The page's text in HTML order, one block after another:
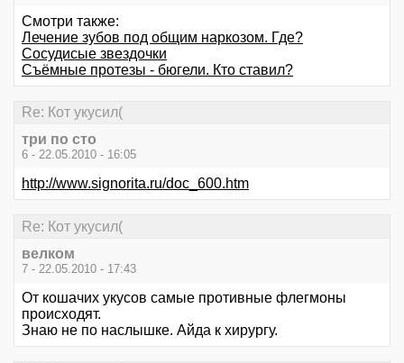
Смотри также:
Лечение зубов под общим наркозом. Где?
Сосудисые звездочки
Съёмные протезы - бюгели. Кто ставил?
Re: Кот укусил(
три по сто
6 - 22.05.2010 - 16:05
http://www.signorita.ru/doc_600.htm
Re: Кот укусил(
велком
7 - 22.05.2010 - 17:43
От кошачих укусов самые противные флегмоны
происходят.
Знаю не по наслышке. Айда к хирургу.